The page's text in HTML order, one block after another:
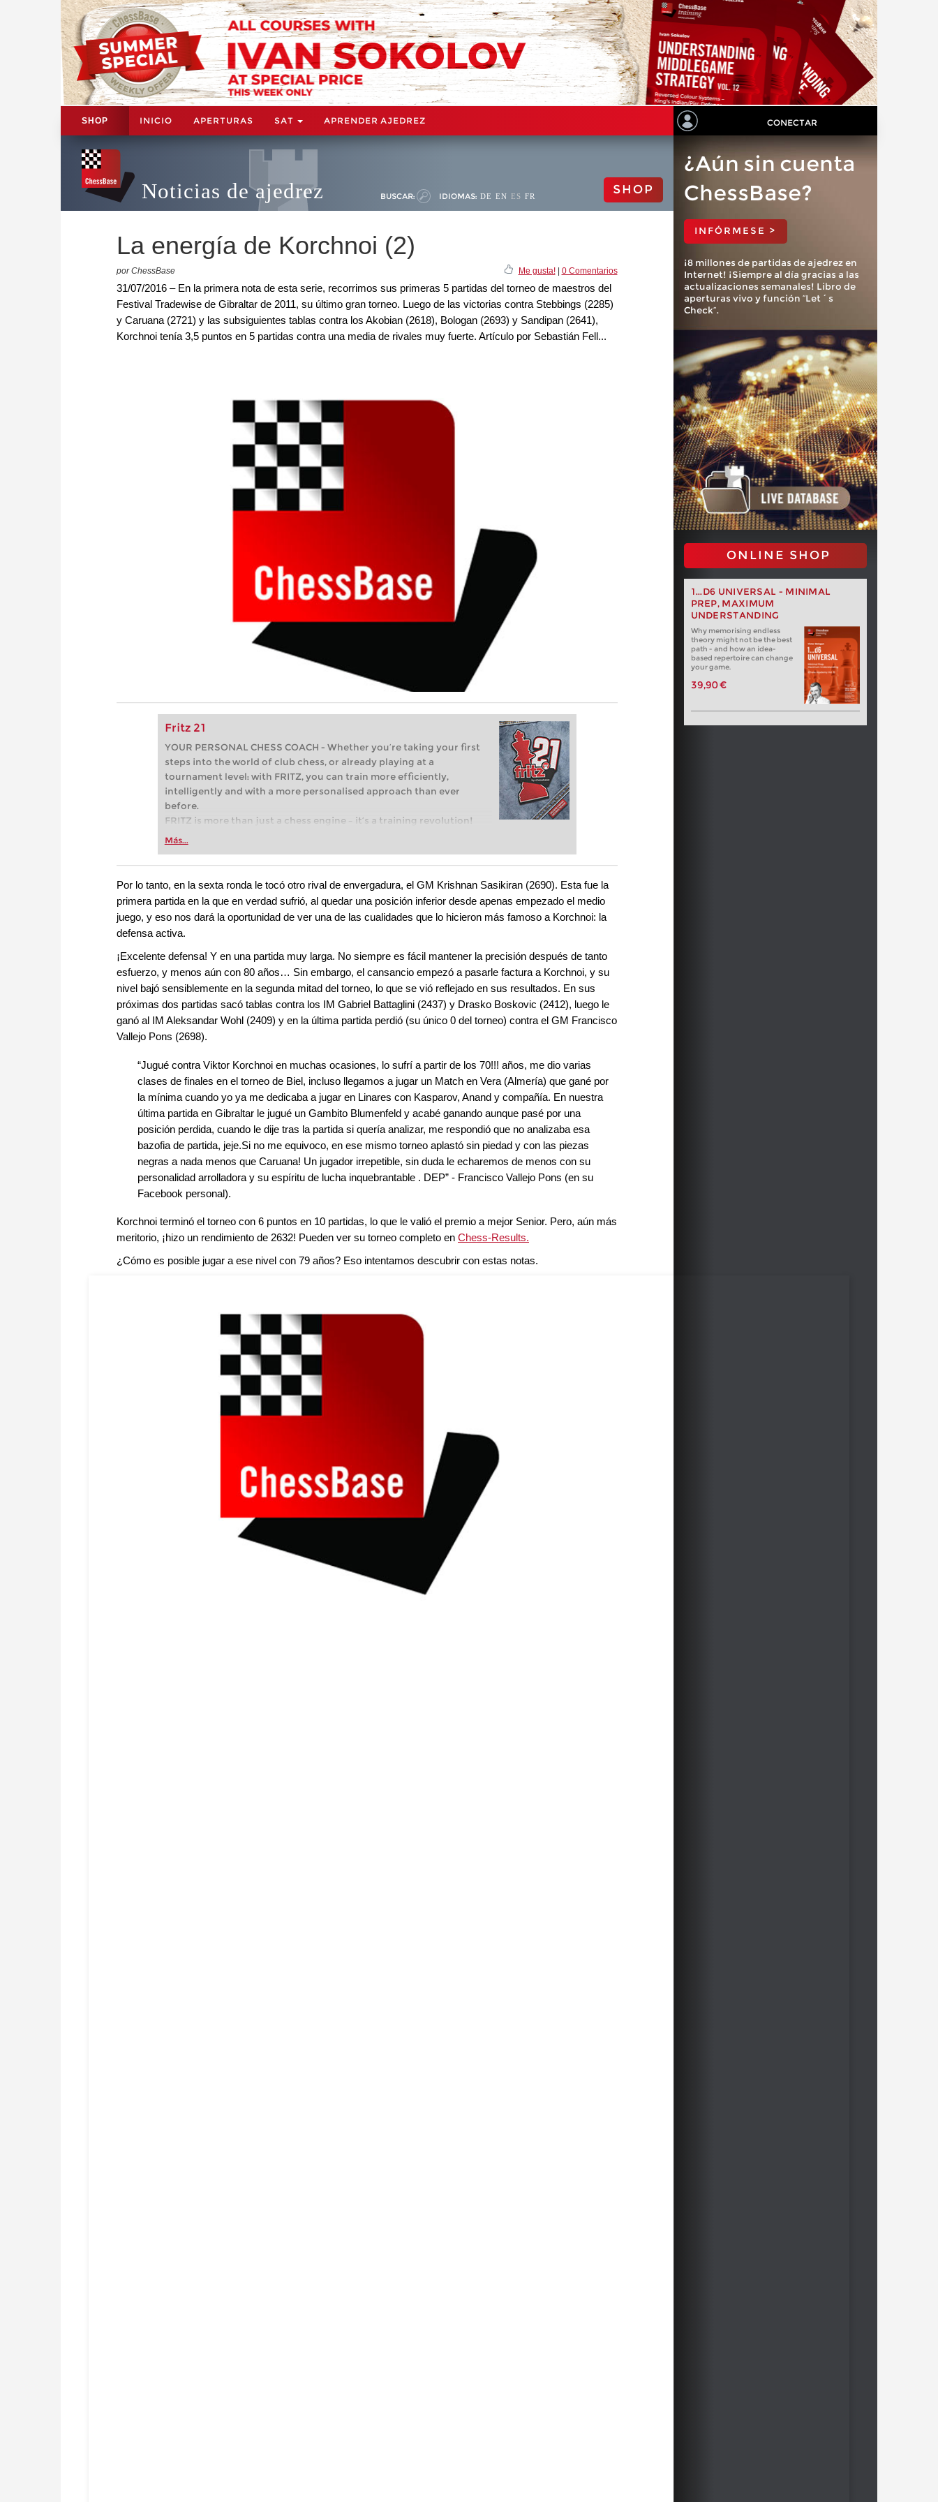
SHOP INICIO APERTURAS SAT APRENDER AJEDREZ CONECTAR
Noticias de ajedrez BUSCAR: IDIOMAS: DE EN ES FR SHOP
La energía de Korchnoi (2)
por ChessBase Me gusta!| 0 Comentarios
31/07/2016 – En la primera nota de esta serie, recorrimos sus primeras 5 partidas del torneo de maestros del
Festival Tradewise de Gibraltar de 2011, su último gran torneo. Luego de las victorias contra Stebbings (2285)
y Caruana (2721) y las subsiguientes tablas contra los Akobian (2618), Bologan (2693) y Sandipan (2641),
Korchnoi tenía 3,5 puntos en 5 partidas contra una media de rivales muy fuerte. Artículo por Sebastián Fell...
Fritz 21
YOUR PERSONAL CHESS COACH - Whether you’re taking your first
steps into the world of club chess, or already playing at a
tournament level: with FRITZ, you can train more efficiently,
intelligently and with a more personalised approach than ever
before.
FRITZ is more than just a chess engine – it’s a training revolution!
Whether you’re taking your first steps into the world of club chess,
more efficiently, intelligently and with a more personalised
approach than ever before.
Más...
¿Aún sin cuenta
ChessBase?
INFÓRMESE >
¡8 millones de partidas de ajedrez en
Internet! ¡Siempre al día gracias a las
actualizaciones semanales! Libro de
aperturas vivo y función “Let´s
Check”.
ONLINE SHOP
1...D6 UNIVERSAL - MINIMAL
PREP, MAXIMUM
UNDERSTANDING
Why memorising endless
theory might not be the best
path - and how an idea-
based repertoire can change
your game.
39,90 €
Por lo tanto, en la sexta ronda le tocó otro rival de envergadura, el GM Krishnan Sasikiran (2690). Esta fue la
primera partida en la que en verdad sufrió, al quedar una posición inferior desde apenas empezado el medio
juego, y eso nos dará la oportunidad de ver una de las cualidades que lo hicieron más famoso a Korchnoi: la
defensa activa.
¡Excelente defensa! Y en una partida muy larga. No siempre es fácil mantener la precisión después de tanto
esfuerzo, y menos aún con 80 años… Sin embargo, el cansancio empezó a pasarle factura a Korchnoi, y su
nivel bajó sensiblemente en la segunda mitad del torneo, lo que se vió reflejado en sus resultados. En sus
próximas dos partidas sacó tablas contra los IM Gabriel Battaglini (2437) y Drasko Boskovic (2412), luego le
ganó al IM Aleksandar Wohl (2409) y en la última partida perdió (su único 0 del torneo) contra el GM Francisco
Vallejo Pons (2698).
“Jugué contra Viktor Korchnoi en muchas ocasiones, lo sufrí a partir de los 70!!! años, me dio varias
clases de finales en el torneo de Biel, incluso llegamos a jugar un Match en Vera (Almería) que gané por
la mínima cuando yo ya me dedicaba a jugar en Linares con Kasparov, Anand y compañía. En nuestra
última partida en Gibraltar le jugué un Gambito Blumenfeld y acabé ganando aunque pasé por una
posición perdida, cuando le dije tras la partida si quería analizar, me respondió que no analizaba esa
bazofia de partida, jeje.Si no me equivoco, en ese mismo torneo aplastó sin piedad y con las piezas
negras a nada menos que Caruana! Un jugador irrepetible, sin duda le echaremos de menos con su
personalidad arrolladora y su espíritu de lucha inquebrantable . DEP” - Francisco Vallejo Pons (en su
Facebook personal).
Korchnoi terminó el torneo con 6 puntos en 10 partidas, lo que le valió el premio a mejor Senior. Pero, aún más
meritorio, ¡hizo un rendimiento de 2632! Pueden ver su torneo completo en Chess-Results.
¿Cómo es posible jugar a ese nivel con 79 años? Eso intentamos descubrir con estas notas.